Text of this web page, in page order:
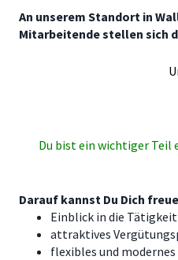
An unserem Standort in
Mitarbeitende stellen sich
Du bist ein wichtiger Teil
Darauf kannst Du Dich
Einblick in die
attraktives
flexibles und